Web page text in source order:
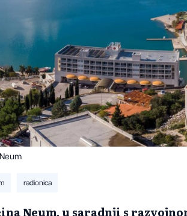
radionica
Neum, u saradnji s